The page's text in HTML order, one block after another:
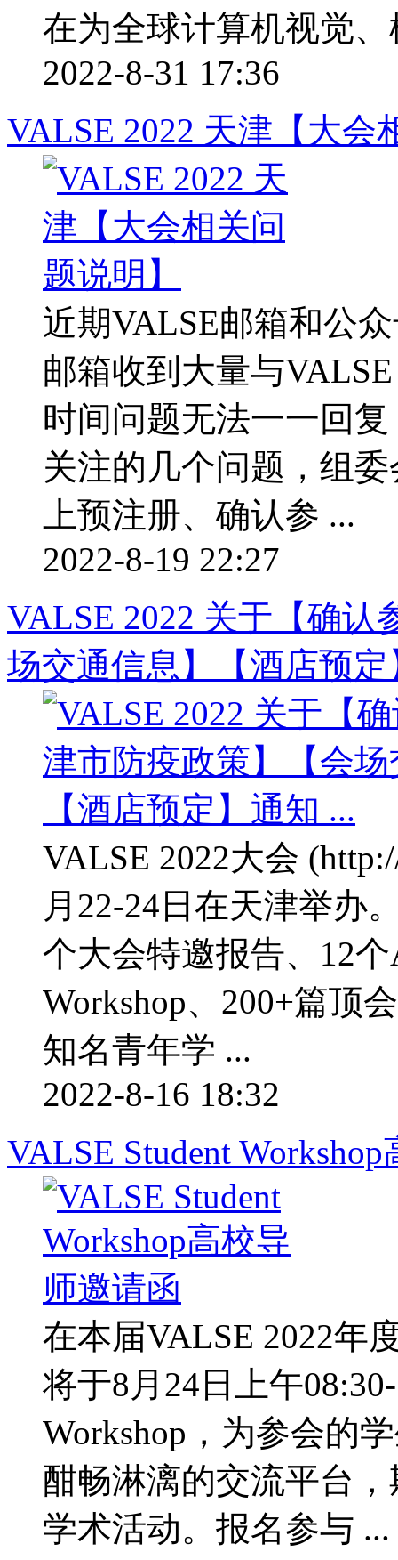
在为全球计算机视觉、
2022-8-31 17:36
VALSE 2022 天津【大会
近期VALSE邮箱和公
邮箱收到大量与
时间问题无法一一回
关注的几个问题，组
上预注册、确认参 ...
2022-8-19 22:27
VALSE 2022 关于【确
场交通信息】【酒店预定
VALSE 2022大会
月22-24日在天津举办
个大会特邀报告、12
Workshop、200+篇顶
知名青年学 ...
2022-8-16 18:32
VALSE Student
在本届VALSE 2022年
将于8月24日上午
Workshop，为参会的
酣畅淋漓的交流平台
学术活动。报名参与 ...